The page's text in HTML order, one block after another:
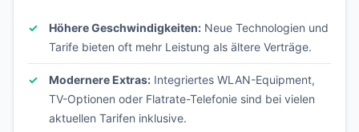
Höhere Geschwindigkeiten: Neue Technologien und
Tarife bieten oft mehr Leistung als ältere Verträge.
Modernere Extras: Integriertes WLAN-Equipment,
TV-Optionen oder Flatrate-Telefonie sind bei vielen
aktuellen Tarifen inklusive.